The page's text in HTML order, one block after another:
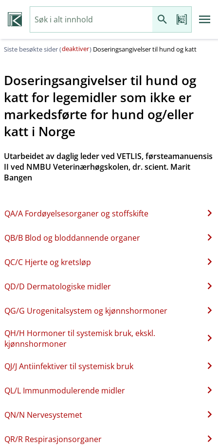
Siste besøkte sider (deaktiver) Doseringsangivelser til hund og katt
Doseringsangivelser til hund og
katt for legemidler som ikke er
markedsførte for hund og​/​eller
katt i Norge
Utarbeidet av daglig leder ved VETLIS, førsteamanuensis
II ved NMBU Veterinærhøgskolen, dr. scient. Marit
Bangen
QA​/​A Fordøyelsesorganer og stoffskifte
QB​/​B Blod og bloddannende organer
QC​/​C Hjerte og kretsløp
QD​/​D Dermatologiske midler
QG​/​G Urogenitalsystem og kjønnshormoner
QH​/​H Hormoner til systemisk bruk, ekskl.
kjønnshormoner
QJ​/​J Antiinfektiver til systemisk bruk
QL​/​L Immunmodulerende midler
QN​/​N Nervesystemet
QR​/​R Respirasjonsorganer